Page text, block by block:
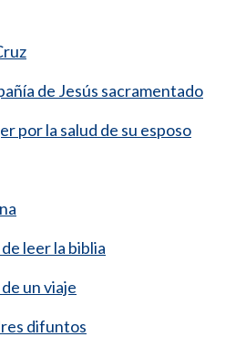
de Jesús sacramentado
por la salud de su esposo
leer la biblia
un viaje
difuntos